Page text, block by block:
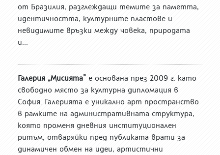
от Бразилия, разглеждащи темите за паметта,
идентичността, културните пластове и
невидимите връзки между човека, природата
и...
Галерия „Мисията” е основана през 2009 г. като
свободно място за културна дипломация в
София. Галерията е уникално арт пространство
в рамките на административната структура,
която променя дневния институционален
ритъм, отваряйки пред публиката врати за
динамичен обмен на идеи, артистични